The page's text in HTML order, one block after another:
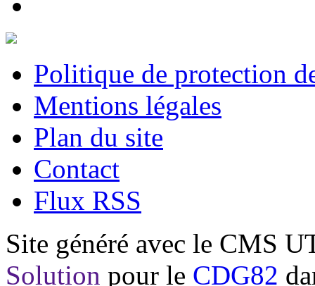
Politique de protection
Mentions légales
Plan du site
Contact
Flux RSS
Site généré avec le CMS
Solution pour le CDG82